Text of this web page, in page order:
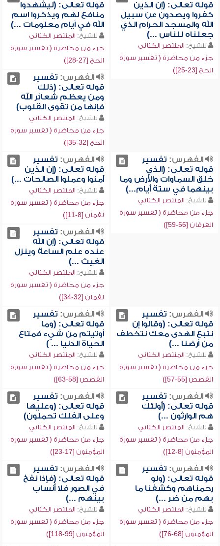
قوله تعالى: (إن الذين
كفروا ويصدون عن سبيل
الله والمسجد الحرام الذي
جعلناه للناس ...)
للشيخ: المنتصر الكتاني
جزء من محاضرة ( تفسير سورة
الحج [23-25])
قوله تعالى: (ليشهدوا
منافع لهم ويذكروا اسم
الله في أيام معلومات ...)
للشيخ: المنتصر الكتاني
جزء من محاضرة ( تفسير سورة
الحج [27-28])
الفهرس: تفسير
قوله تعالى: (ذلك
ومن يعظم شعائر الله
فإنها من تقوى القلوب)
للشيخ: المنتصر الكتاني
جزء من محاضرة ( تفسير سورة
الحج [32-35])
الفهرس: تفسير
قوله تعالى: (الذي
خلق السماوات والأرض وما
بينهما في ستة أيام...)
للشيخ: المنتصر الكتاني
جزء من محاضرة ( تفسير سورة
الفرقان [56-59])
الفهرس: تفسير
قوله تعالى: (إن الذين
آمنوا وعملوا الصالحات ...)
للشيخ: المنتصر الكتاني
جزء من محاضرة ( تفسير سورة
لقمان [8-11])
الفهرس: تفسير
قوله تعالى: (إن الله
عنده علم الساعة وينزل
الغيث ...)
للشيخ: المنتصر الكتاني
جزء من محاضرة ( تفسير سورة
لقمان [32-34])
الفهرس: تفسير
قوله تعالى: (وقالوا إن
نتبع الهدى معك نتخطف
من أرضنا ...)
للشيخ: المنتصر الكتاني
جزء من محاضرة ( تفسير سورة
القصص [55-57])
الفهرس: تفسير
قوله تعالى: (وما
أوتيتم من شيء فمتاع
الحياة الدنيا ... )
للشيخ: المنتصر الكتاني
جزء من محاضرة ( تفسير سورة
القصص [58-63])
الفهرس: تفسير
قوله تعالى: (أولئك
هم الوارثون ...)
للشيخ: المنتصر الكتاني
جزء من محاضرة ( تفسير سورة
المؤمنون [8-12])
الفهرس: تفسير
قوله تعالى: (وعليها
وعلى الفلك تحملون)
للشيخ: المنتصر الكتاني
جزء من محاضرة ( تفسير سورة
المؤمنون [17-23])
الفهرس: تفسير
قوله تعالى: (ولو
رحمناهم وكشفنا ما
بهم من ضر ...)
للشيخ: المنتصر الكتاني
جزء من محاضرة ( تفسير سورة
المؤمنون [68-76])
الفهرس: تفسير
قوله تعالى: (فإذا نفخ
في الصور فلا أنساب
بينهم ...)
للشيخ: المنتصر الكتاني
جزء من محاضرة ( تفسير سورة
المؤمنون [99-118])